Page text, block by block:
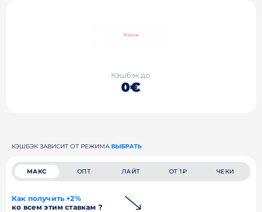
Кэшбэк до
0€
КЭШБЭК ЗАВИСИТ ОТ РЕЖИМА ВЫБРАТЬ
МАКС ОПТ ЛАЙТ ОТ 1₽ ЧЕКИ
Как получить +2%
ко всем этим ставкам ?